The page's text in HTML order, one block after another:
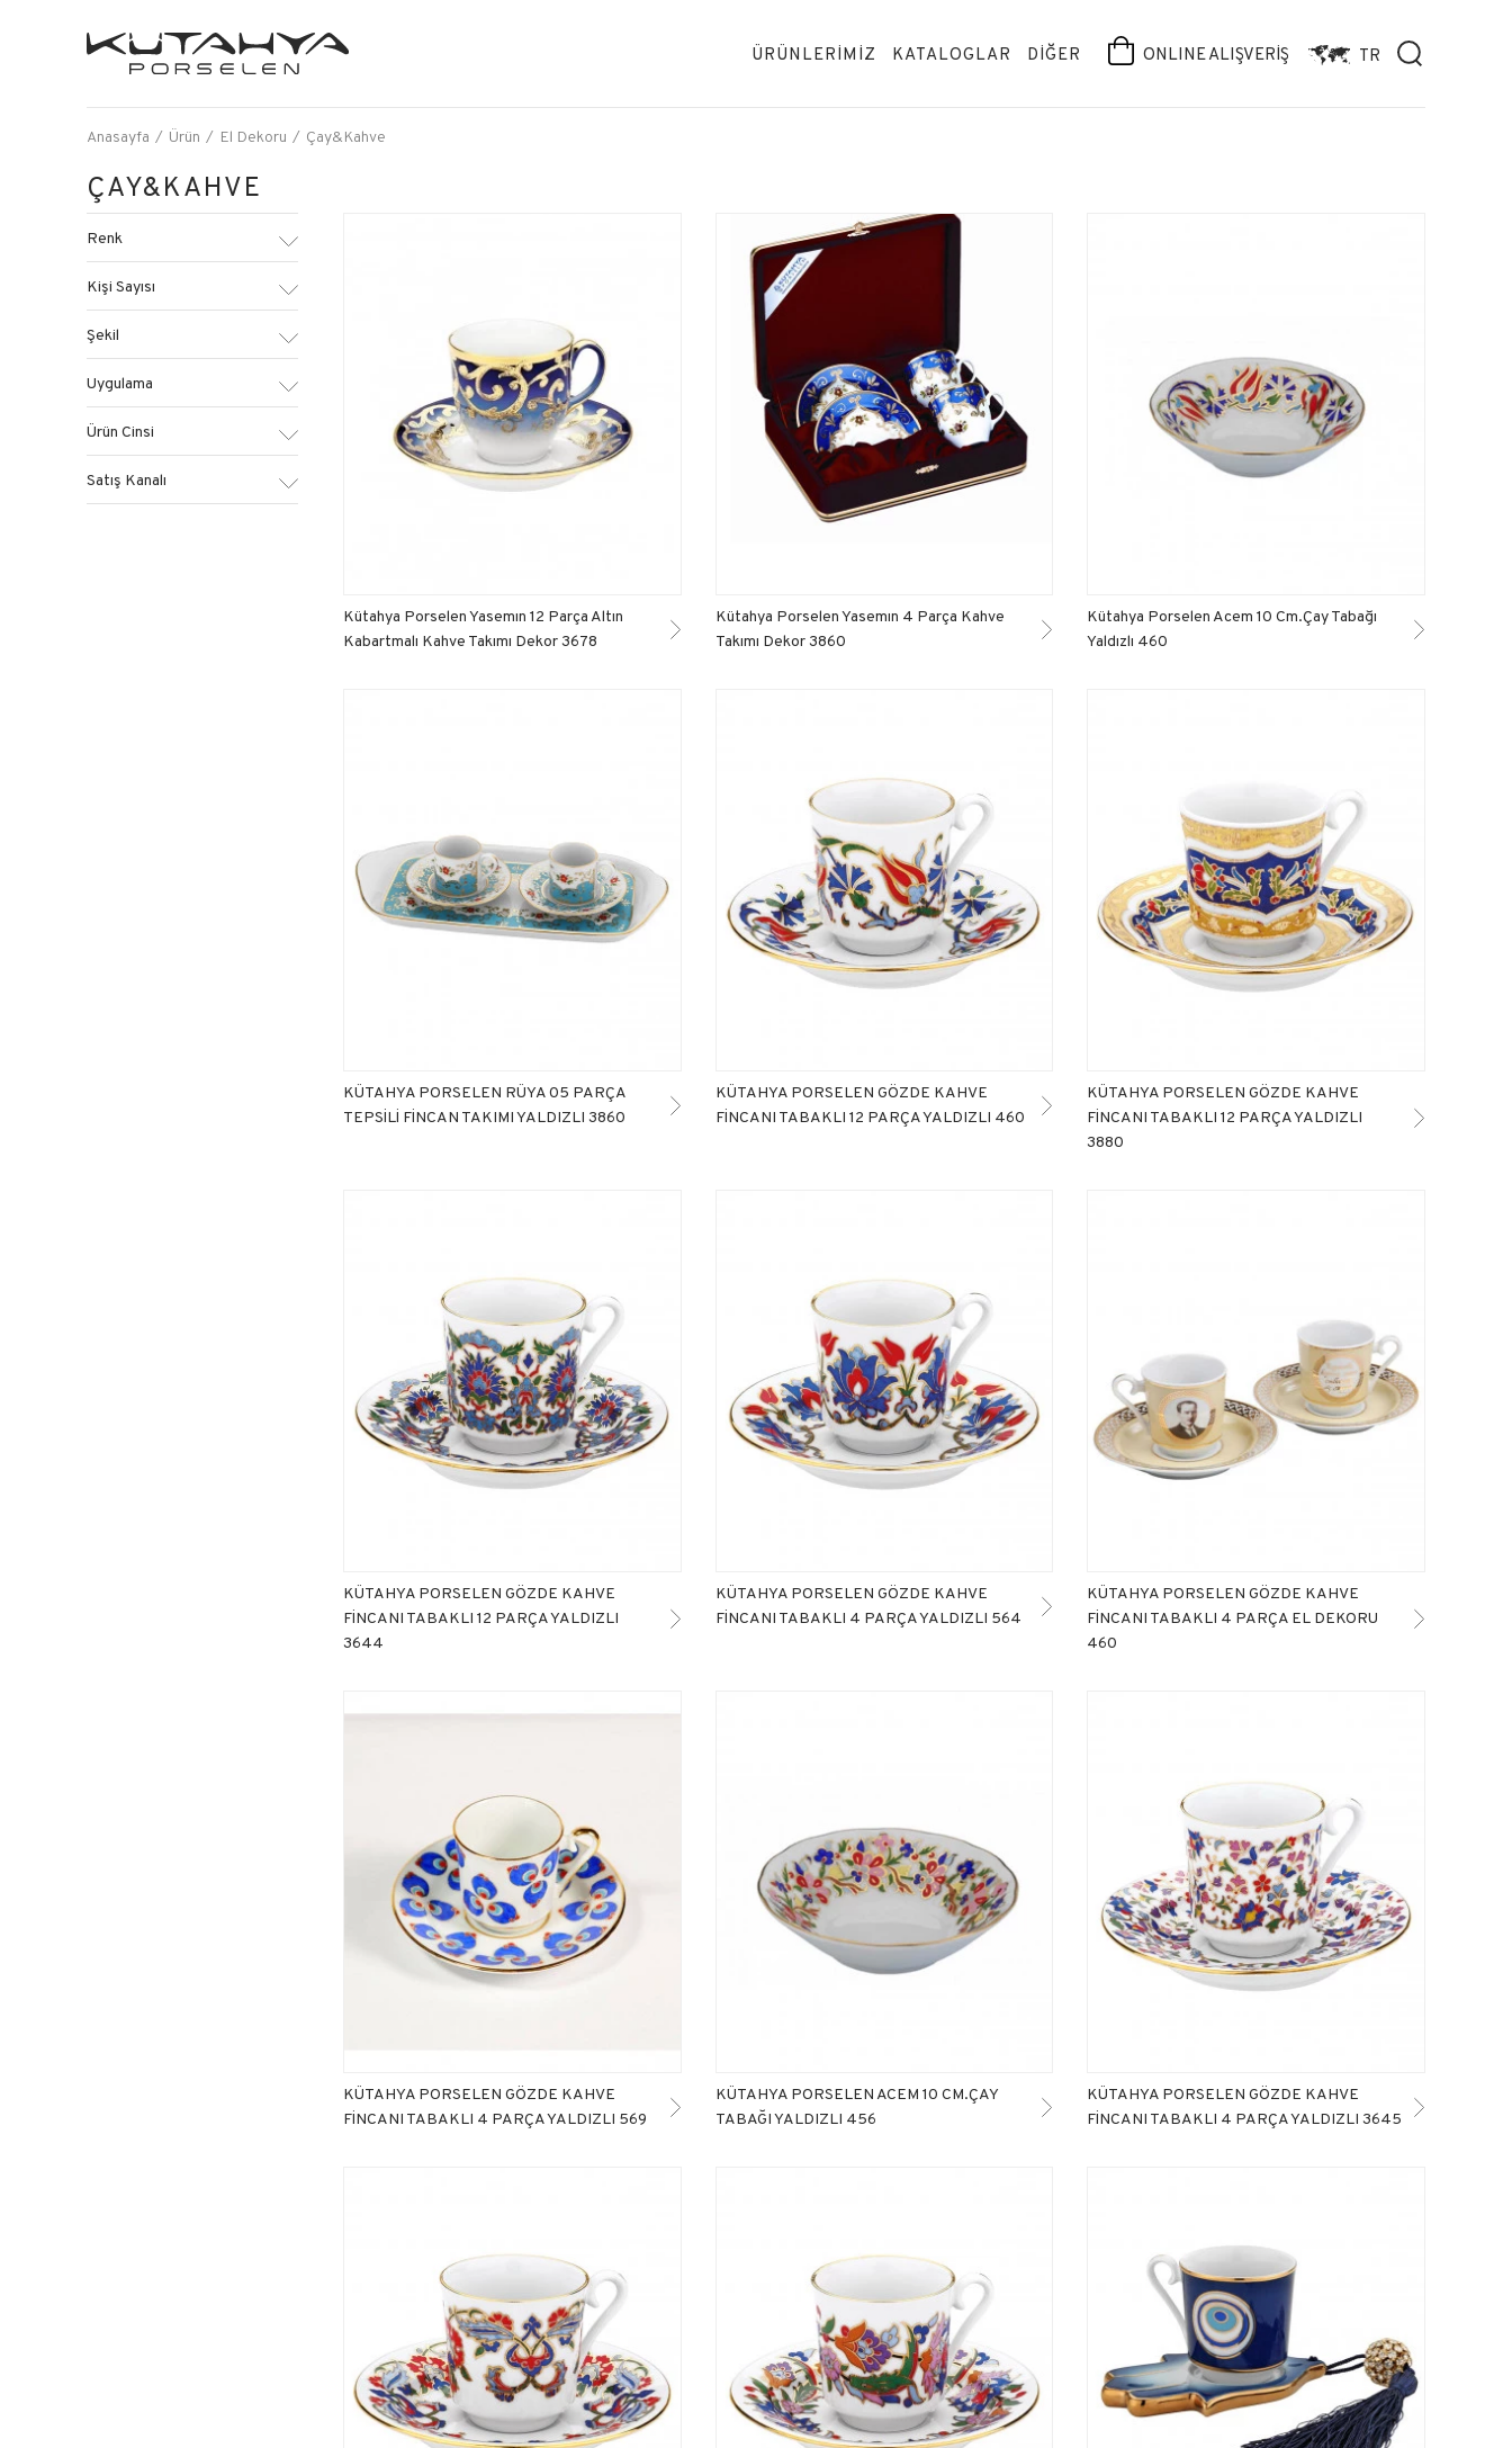
ÜRÜNLERİMİZ KATALOGLAR DİĞER ONLINE ALIŞVERİŞ TR
Anasayfa Ürün El Dekoru Çay&Kahve
ÇAY&KAHVE
Renk
Kişi Sayısı
Şekil
Uygulama
Ürün Cinsi
Satış Kanalı
Kütahya Porselen Yasemın 12 Parça Altın
Kabartmalı Kahve Takımı Dekor 3678
Kütahya Porselen Yasemın 4 Parça Kahve
Takımı Dekor 3860
Kütahya Porselen Acem 10 Cm.Çay Tabağı
Yaldızlı 460
KÜTAHYA PORSELEN RÜYA 05 PARÇA
TEPSİLİ FİNCAN TAKIMI YALDIZLI 3860
KÜTAHYA PORSELEN GÖZDE KAHVE
FİNCANI TABAKLI 12 PARÇA YALDIZLI 460
KÜTAHYA PORSELEN GÖZDE KAHVE
FİNCANI TABAKLI 12 PARÇA YALDIZLI
3880
KÜTAHYA PORSELEN GÖZDE KAHVE
FİNCANI TABAKLI 12 PARÇA YALDIZLI
3644
KÜTAHYA PORSELEN GÖZDE KAHVE
FİNCANI TABAKLI 4 PARÇA YALDIZLI 564
KÜTAHYA PORSELEN GÖZDE KAHVE
FİNCANI TABAKLI 4 PARÇA EL DEKORU
460
KÜTAHYA PORSELEN GÖZDE KAHVE
FİNCANI TABAKLI 4 PARÇA YALDIZLI 569
KÜTAHYA PORSELEN ACEM 10 CM.ÇAY
TABAĞI YALDIZLI 456
KÜTAHYA PORSELEN GÖZDE KAHVE
FİNCANI TABAKLI 4 PARÇA YALDIZLI 3645